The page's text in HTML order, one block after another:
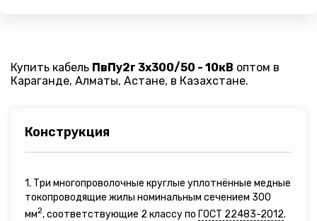
Купить кабель ПвПу2г 3х300/50 - 10кВ оптом в
Караганде, Алматы, Астане, в Казахстане.
Конструкция
1. Три многопроволочные круглые уплотнённые медные
токопроводящие жилы номинальным сечением 300
мм2, соответствующие 2 классу по ГОСТ 22483-2012.